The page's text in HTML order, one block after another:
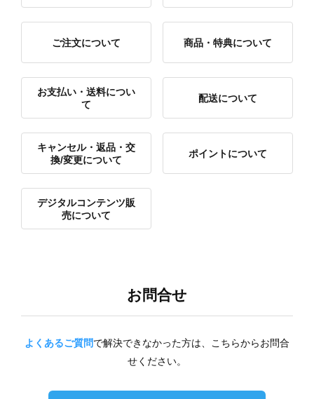
ご注文について 商品・特典について
お支払い・送料につい
て
配送について
キャンセル・返品・交
換/変更について
ポイントについて
デジタルコンテンツ販
売について
お問合せ
よくあるご質問で解決できなかった方は、こちらからお問合
せください。